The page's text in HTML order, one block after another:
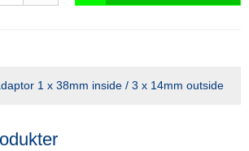
1 x 38mm inside / 3 x 14mm outside